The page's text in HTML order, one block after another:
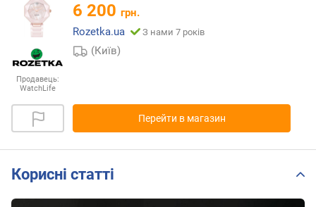
Продавець:
WatchLife
6 200 грн.
Rozetka.ua
З нами 7 років
(Київ)
Перейти в магазин
Корисні статті